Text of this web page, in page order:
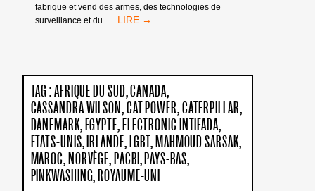
fabrique et vend des armes, des technologies de
surveillance et du … STOP
PARTICIPEZ
À
LA
SEMAINE
MONDIALE
D’ACTION
BDS
CONTRE
ELBIT
TAG :AFRIQUE DU SUD CANADA
CASSANDRA WILSON CAT POWER CATERPILLAR
DANEMARK EGYPTE ELECTRONIC INTIFADA
ETATS-UNIS IRLANDE LGBT MAHMOUD SARSAK
MAROC NORVÈGE PACBI PAYS-BAS
PINKWASHING ROYAUME-UNI